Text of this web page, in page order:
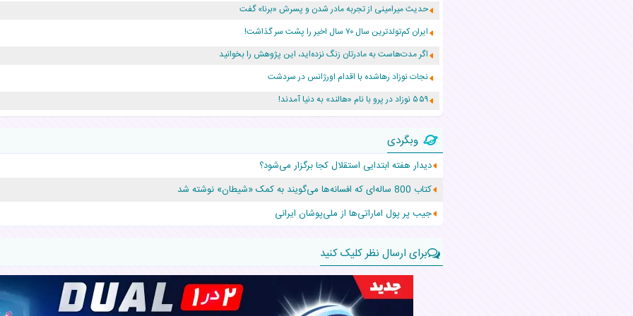
حدیث میرامینی از تجربه مادر شدن و پسرش «برنا» گفت
ایران کم‌تولدترین سال ۷۰ سال اخیر را پشت سر گذاشت!
اگر مدت‌هاست به مادرتان زنگ نزده‌اید، این پژوهش را بخوانید
نجات نوزاد رهاشده با اقدام اورژانس در سردشت
۵۵۹ نوزاد در پرو با نام «هالند» به دنیا آمدند!
افزایش قد این دختر، چند میلیون دلار برای پدرش خرج داشته
حرکت غیرقانونی یک پرستار، جان دوقلوها را نجات داد!
عجیب‌ترین تولد در ۵/۵/۵ امسال که همه را شوکه کرد!
وبگردی
دیدار هفته ابتدایی استقلال کجا برگزار می‌شود؟
کتاب 800 ساله‌ای که افسانه‌ها می‌گویند به کمک «شیطان» نوشته شد
جیب پر پول اماراتی‌ها از ملی‌پوشان ایرانی
برای ارسال نظر کلیک کنید